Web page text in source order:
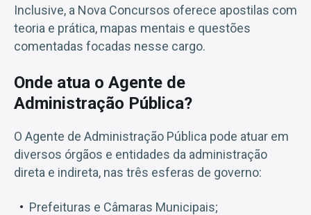
Inclusive, a Nova Concursos oferece apostilas com
teoria e prática, mapas mentais e questões
comentadas focadas nesse cargo.
Onde atua o Agente de
Administração Pública?
O Agente de Administração Pública pode atuar em
diversos órgãos e entidades da administração
direta e indireta, nas três esferas de governo:
Prefeituras e Câmaras Municipais;